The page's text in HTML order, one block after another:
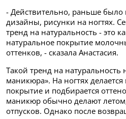
- Действительно, раньше было
дизайны, рисунки на ногтях.
тренд на натуральность - это
натуральное покрытие
оттенков, - сказала Анастасия.
Такой тренд на натуральность
маникюра». На ногтях
покрытие и подбирается
маникюр обычно делают летом,
отпусков. Однако после